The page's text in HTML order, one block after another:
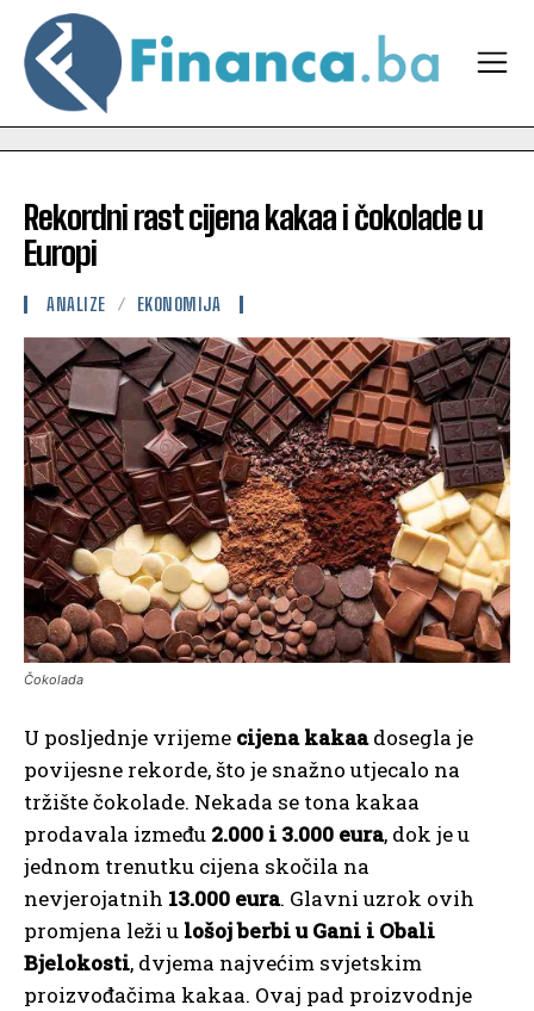
Rekordni rast cijena kakaa i čokolade u
Europi
ANALIZE EKONOMIJA
Čokolada
U posljednje vrijeme cijena kakaadosegla je
povijesne rekorde, što je snažno utjecalo na
tržište čokolade. Nekada se tona kakaa
prodavala između 2.000 i 3.000 eura, dok je u
jednom trenutku cijena skočila na
nevjerojatnih 13.000 eura. Glavni uzrok ovih
promjena leži u lošoj berbi u Gani i Obali
Bjelokosti, dvjema najvećim svjetskim
proizvođačima kakaa. Ovaj pad proizvodnje